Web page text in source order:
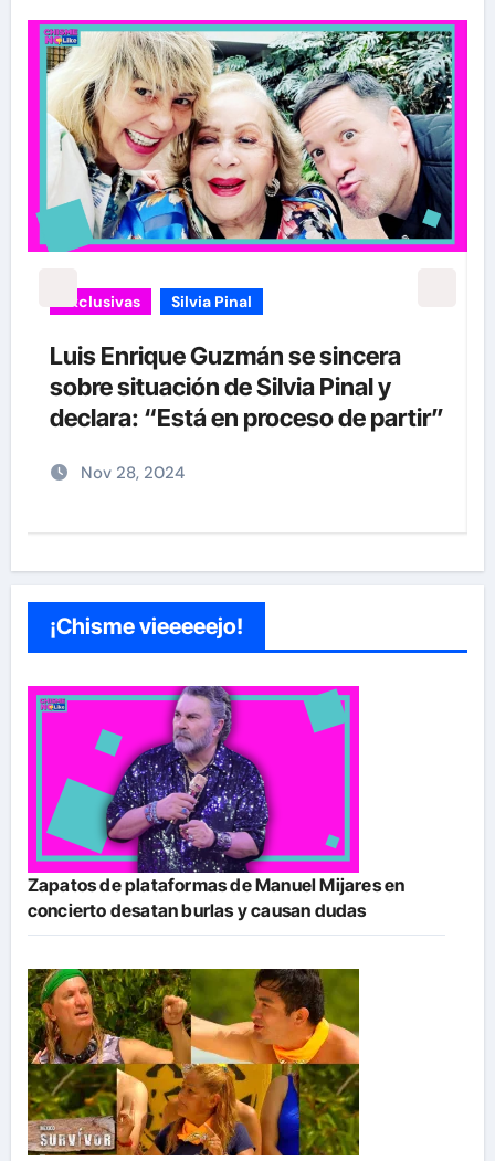
Exclusivas Silvia Pinal
Luis Enrique Guzmán se sincera
sobre situación de Silvia Pinal y
declara: “Está en proceso de partir”
Nov 28, 2024
¡Chisme vieeeeejo!
Zapatos de plataformas de Manuel Mijares en
concierto desatan burlas y causan dudas